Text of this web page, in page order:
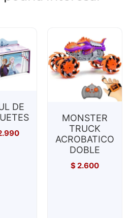
DE
MONSTER
TRUCK
ACROBATICO
DOBLE
$2.600